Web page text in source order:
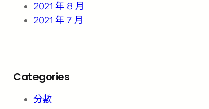
2021 年 8 月
2021 年 7 月
Categories
分數